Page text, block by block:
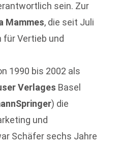
sein. Zur
Mammes, die seit Juli
Vertieb und
1990 bis 2002 als
Verlages Basel
) die
und
Schäfer sechs Jahre